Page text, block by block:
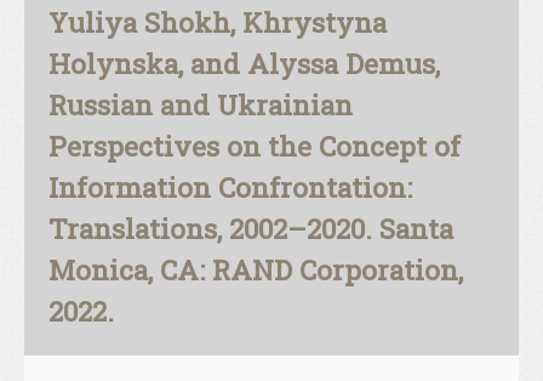
Yuliya Shokh, Khrystyna
Holynska, and Alyssa Demus,
Russian and Ukrainian
Perspectives on the Concept of
Information Confrontation:
Translations, 2002–2020. Santa
Monica, CA: RAND Corporation,
2022.